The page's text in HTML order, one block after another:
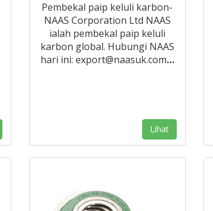
Pembekal paip keluli karbon-
NAAS Corporation Ltd NAAS
ialah pembekal paip keluli
karbon global. Hubungi NAAS
hari ini: export@naasuk.com…
Lihat